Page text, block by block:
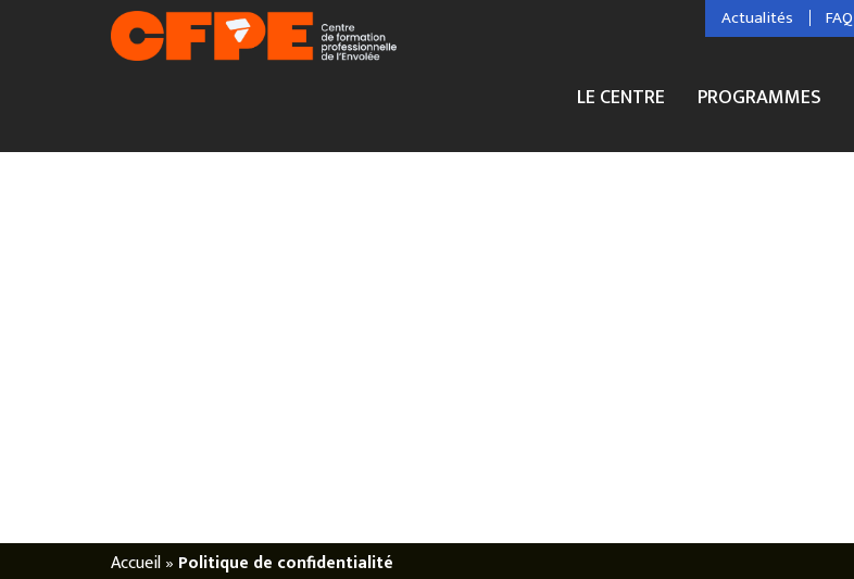
Actualités FAQ
LE CENTRE PROGRAMMES
Accueil» Politique de confidentialité